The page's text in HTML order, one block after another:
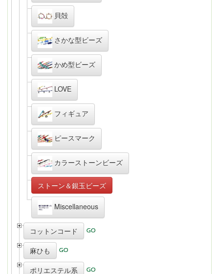
貝殻
さかな型ビーズ
かめ型ビーズ
LOVE
フィギュア
ピースマーク
カラーストーンビーズ
ストーン＆銀玉ビーズ
Miscellaneous
コットンコード
麻ひも
ポリエステル系